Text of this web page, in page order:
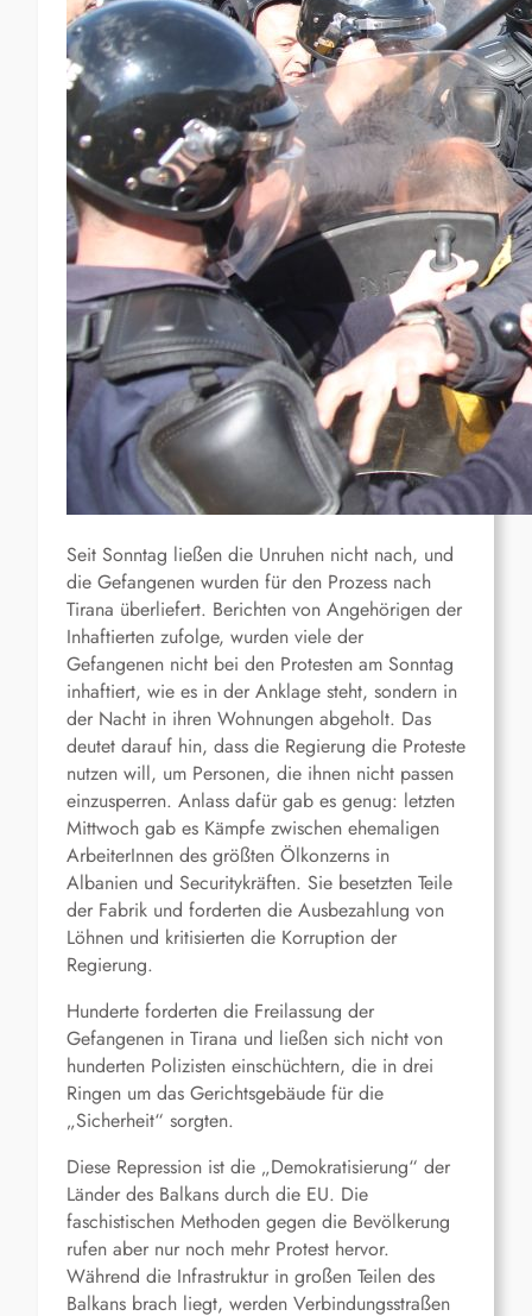
Seit Sonntag ließen die Unruhen nicht nach, und
die Gefangenen wurden für den Prozess nach
Tirana überliefert. Berichten von Angehörigen der
Inhaftierten zufolge, wurden viele der
Gefangenen nicht bei den Protesten am Sonntag
inhaftiert, wie es in der Anklage steht, sondern in
der Nacht in ihren Wohnungen abgeholt. Das
deutet darauf hin, dass die Regierung die Proteste
nutzen will, um Personen, die ihnen nicht passen
einzusperren. Anlass dafür gab es genug: letzten
Mittwoch gab es Kämpfe zwischen ehemaligen
ArbeiterInnen des größten Ölkonzerns in
Albanien und Securitykräften. Sie besetzten Teile
der Fabrik und forderten die Ausbezahlung von
Löhnen und kritisierten die Korruption der
Regierung.
Hunderte forderten die Freilassung der
Gefangenen in Tirana und ließen sich nicht von
hunderten Polizisten einschüchtern, die in drei
Ringen um das Gerichtsgebäude für die
„Sicherheit“ sorgten.
Diese Repression ist die „Demokratisierung“ der
Länder des Balkans durch die EU. Die
faschistischen Methoden gegen die Bevölkerung
rufen aber nur noch mehr Protest hervor.
Während die Infrastruktur in großen Teilen des
Balkans brach liegt, werden Verbindungsstraßen